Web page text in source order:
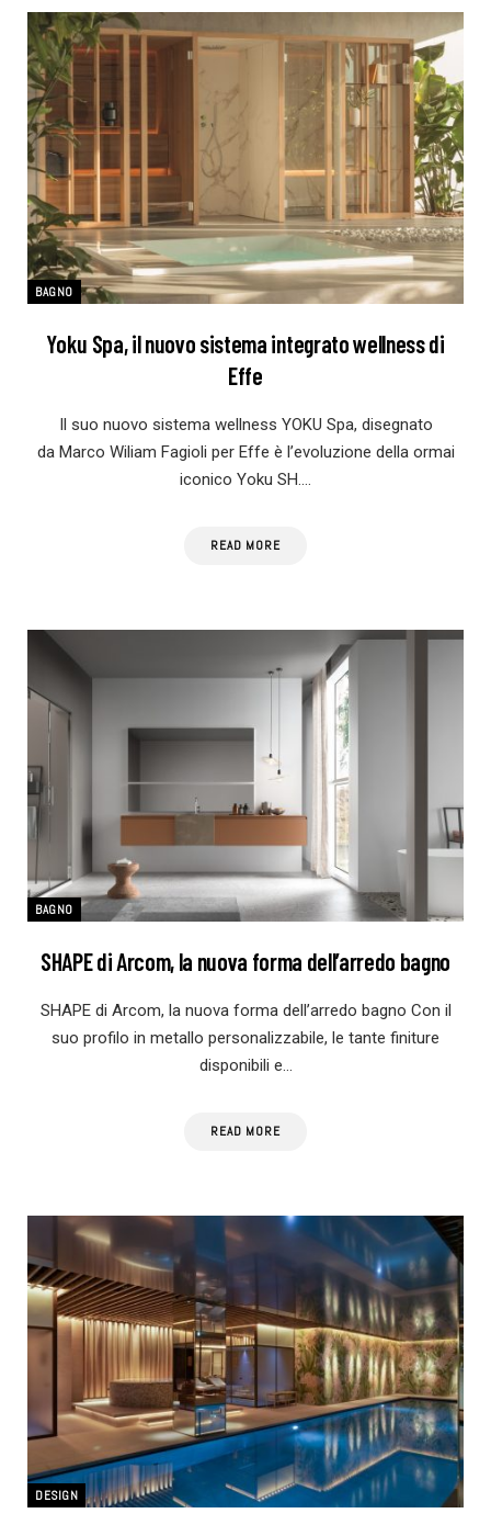
BAGNO
Yoku Spa, il nuovo sistema integrato wellness di
Effe
Il suo nuovo sistema wellness YOKU Spa, disegnato
da Marco Wiliam Fagioli per Effe è l’evoluzione della ormai
iconico Yoku SH.…
READ MORE
BAGNO
SHAPE di Arcom, la nuova forma dell’arredo bagno
SHAPE di Arcom, la nuova forma dell’arredo bagno Con il
suo profilo in metallo personalizzabile, le tante finiture
disponibili e…
READ MORE
DESIGN